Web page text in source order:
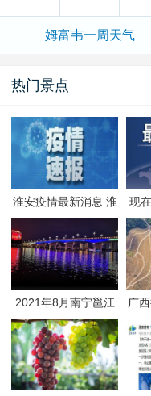
姆富韦一周天气
热门景点
淮安疫情最新消息 淮
安疫情防控政策
现
吗
2021年8月南宁邕江
夜游活动
广